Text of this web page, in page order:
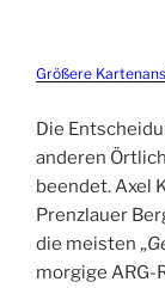
Größere
Die
anderen
beendet. Axel
Prenzlauer
die meisten „
morgige ARG-